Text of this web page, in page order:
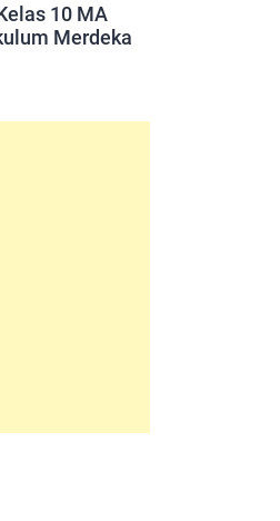
10 MA
Merdeka